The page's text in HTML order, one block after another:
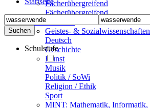
Fächerübergreifend
Fächerübergreifend
Sekundarstufen
Geistes- & Sozialwissenschaften
Deutsch
Geschichte
Kunst
Musik
Politik / SoWi
Religion / Ethik
Sport
MINT: Mathematik, Informatik,
Schulstufe